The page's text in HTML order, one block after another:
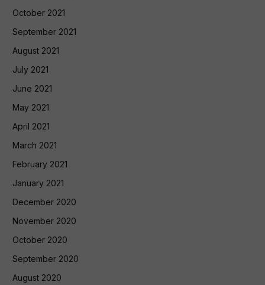
October 2021
September 2021
August 2021
July 2021
June 2021
May 2021
April 2021
March 2021
February 2021
January 2021
December 2020
November 2020
October 2020
September 2020
August 2020